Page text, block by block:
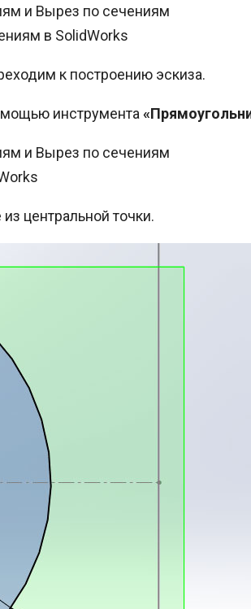
в SolidWorks
к построению эскиза.
инструмента
центральной точки.